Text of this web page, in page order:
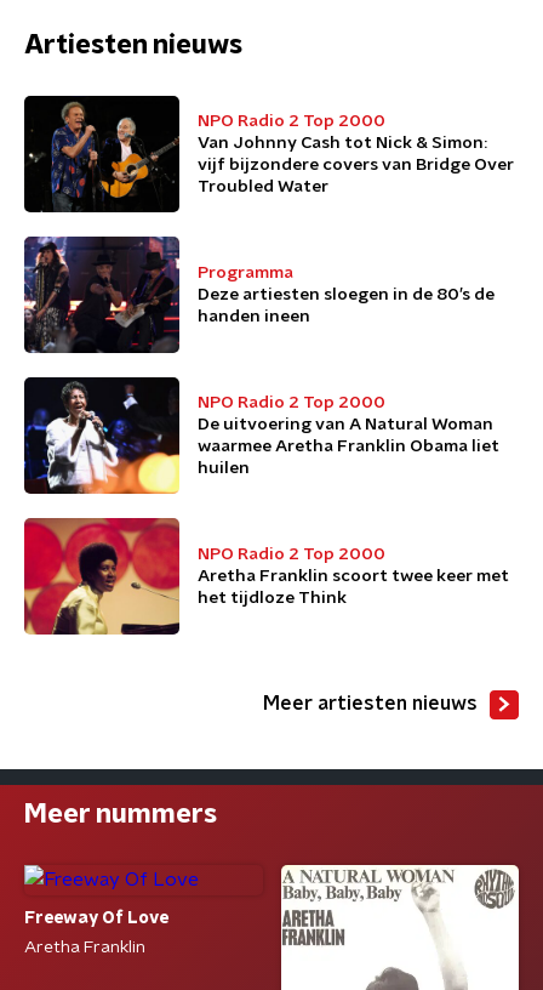
Artiesten nieuws
NPO Radio 2 Top 2000
Van Johnny Cash tot Nick & Simon:
vijf bijzondere covers van Bridge Over
Troubled Water
Programma
Deze artiesten sloegen in de 80’s de
handen ineen
NPO Radio 2 Top 2000
De uitvoering van A Natural Woman
waarmee Aretha Franklin Obama liet
huilen
NPO Radio 2 Top 2000
Aretha Franklin scoort twee keer met
het tijdloze Think
Meer artiesten nieuws
Meer nummers
Freeway Of Love
Aretha Franklin